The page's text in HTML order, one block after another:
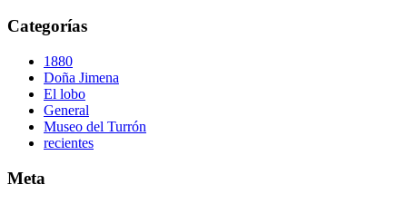
Categorías
1880
Doña Jimena
El lobo
General
Museo del Turrón
recientes
Meta